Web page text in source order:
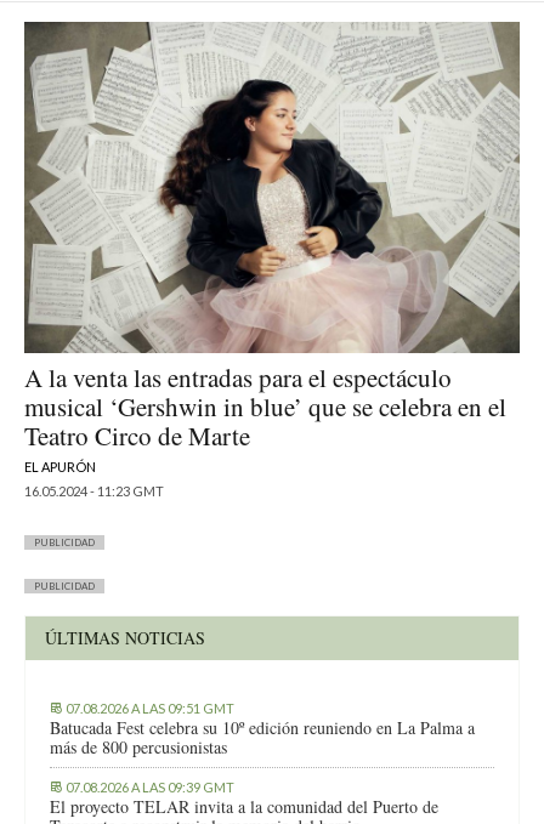
A la venta las entradas para el espectáculo
musical ‘Gershwin in blue’ que se celebra en el
Teatro Circo de Marte
EL APURÓN
16.05.2024 - 11:23 GMT
PUBLICIDAD
PUBLICIDAD
ÚLTIMAS NOTICIAS
07.08.2026 A LAS 09:51 GMT
Batucada Fest celebra su 10º edición reuniendo en La Palma a
más de 800 percusionistas
07.08.2026 A LAS 09:39 GMT
El proyecto TELAR invita a la comunidad del Puerto de